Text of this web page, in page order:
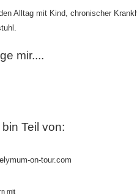
Alltag mit Kind, chronischer
mir....
bin Teil von:
on-tour.com
mit